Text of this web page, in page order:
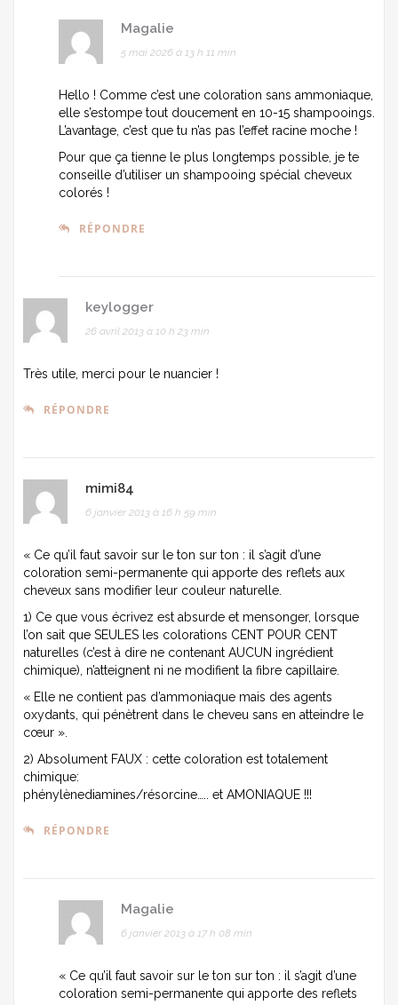
Magalie
5 mai 2026 à 13 h 11 min
Hello ! Comme c’est une coloration sans ammoniaque,
elle s’estompe tout doucement en 10-15 shampooings.
L’avantage, c’est que tu n’as pas l’effet racine moche !
Pour que ça tienne le plus longtemps possible, je te
conseille d’utiliser un shampooing spécial cheveux
colorés !
RÉPONDRE
keylogger
26 avril 2013 à 10 h 23 min
Très utile, merci pour le nuancier !
RÉPONDRE
mimi84
6 janvier 2013 à 16 h 59 min
« Ce qu’il faut savoir sur le ton sur ton : il s’agit d’une
coloration semi-permanente qui apporte des reflets aux
cheveux sans modifier leur couleur naturelle.
1) Ce que vous écrivez est absurde et mensonger, lorsque
l’on sait que SEULES les colorations CENT POUR CENT
naturelles (c’est à dire ne contenant AUCUN ingrédient
chimique), n’atteignent ni ne modifient la fibre capillaire.
« Elle ne contient pas d’ammoniaque mais des agents
oxydants, qui pénètrent dans le cheveu sans en atteindre le
cœur ».
2) Absolument FAUX : cette coloration est totalement
chimique:
phénylènediamines/résorcine….. et AMONIAQUE !!!
RÉPONDRE
Magalie
6 janvier 2013 à 17 h 08 min
« Ce qu’il faut savoir sur le ton sur ton : il s’agit d’une
coloration semi-permanente qui apporte des reflets